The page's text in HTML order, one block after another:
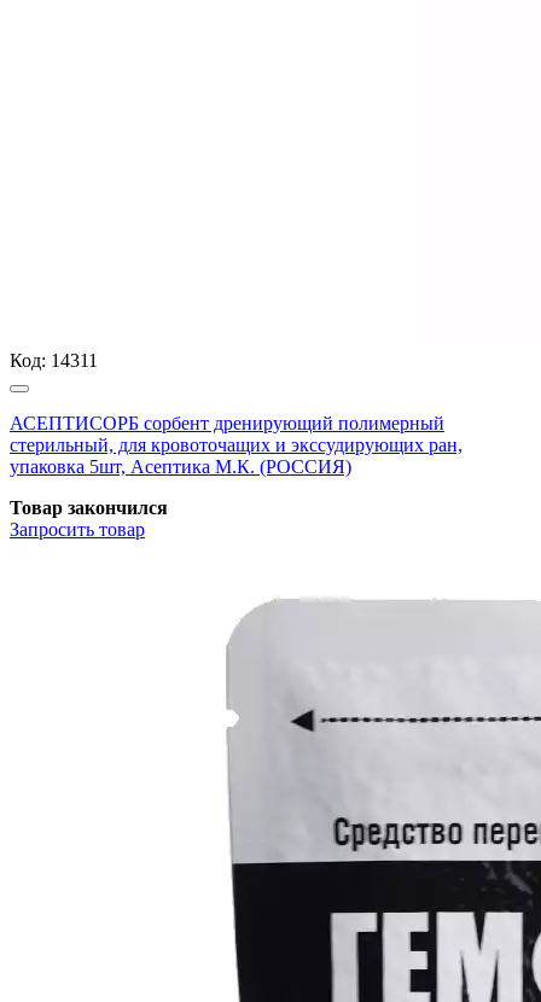
Код: 14311
АСЕПТИСОРБ сорбент дренирующий полимерный
стерильный, для кровоточащих и экссудирующих ран,
упаковка 5шт, Асептика М.К. (РОССИЯ)
Товар закончился
Запросить товар